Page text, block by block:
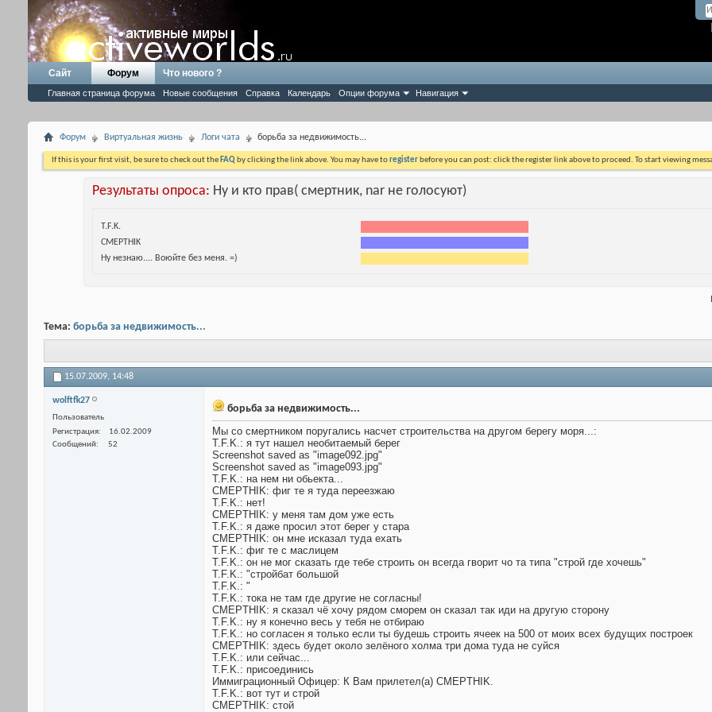
Сайт Форум
Главная страница форума Новые сообщения Справка Календарь Опции форума Навигация
Что нового ?
Форум Виртуальная жизнь Логи чата борьба за недвижимость...
If this is your first visit, be sure to check out the FAQ by clicking the link above. You may have toregister before you can post: click the register link above to proceed. To start viewing
Результаты опроса: Ну и кто прав( смертник, nar не голосуют)
T.F.K.
CMEPTHIK
Ну незнаю.... Воюйте без меня. =)
Тема: борьба за недвижимость...
15.07.2009, 14:48
wolftfk27
Пользователь
Регистрация
16.02.2009
Сообщений
52
борьба за недвижимость...
Мы со смертником поругались насчет строительства на другом берегу моря...:
T.F.K.: я тут нашел необитаемый берег
Screenshot saved as "image092.jpg"
Screenshot saved as "image093.jpg"
T.F.K.: на нем ни обьекта...
CMEPTHIK: фиг те я туда переезжаю
T.F.K.: нет!
CMEPTHIK: у меня там дом уже есть
T.F.K.: я даже просил этот берег у стара
CMEPTHIK: он мне исказал туда ехать
T.F.K.: фиг те с маслицем
T.F.K.: он не мог сказать где тебе строить он всегда гворит чо та типа "строй где хочешь"
T.F.K.: "стройбат большой
T.F.K.: "
T.F.K.: тока не там где другие не согласны!
CMEPTHIK: я сказал чё хочу рядом сморем он сказал так иди на другую сторону
T.F.K.: ну я конечно весь у тебя не отбираю
T.F.K.: но согласен я только если ты будешь строить ячеек на 500 от моих всех будущих построек
CMEPTHIK: здесь будет около зелёного холма три дома туда не суйся
T.F.K.: или сейчас...
T.F.K.: присоединись
Иммиграционный Офицер: К Вам прилетел(а) CMEPTHIK.
T.F.K.: вот тут и строй
CMEPTHIK: стой